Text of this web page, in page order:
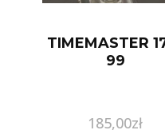
TIMEMASTER
99
185,00zł